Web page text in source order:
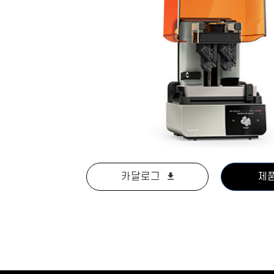
카달로그 제